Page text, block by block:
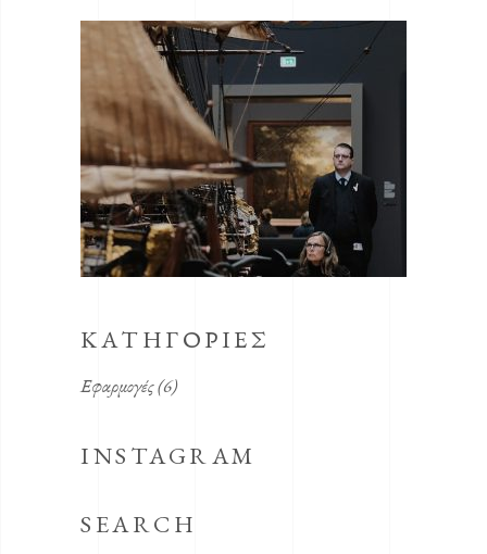
KΑΤΗΓΟΡΊΕΣ
Εφαρμογές(6)
INSTAGRAM
SEARCH